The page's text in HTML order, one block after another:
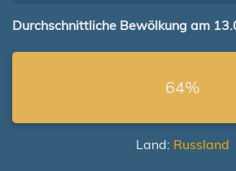
Durchschnittliche Bewölkung am
64%
Land: Russland